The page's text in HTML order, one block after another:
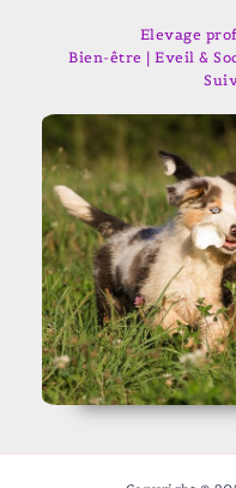
Elevage
Bien-être | Eveil &